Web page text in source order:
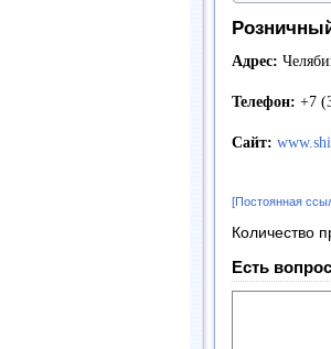
Адрес:
Телефон: +7
Сайт:
[Постоянная
Количество
Есть